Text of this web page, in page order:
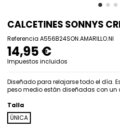
CALCETINES SONNYS
Referencia A556B24SON.AMARILLO.NI
14,95 €
Impuestos incluidos
Diseñado para relajarse todo el día.
peso medio están diseñadas con un
Talla
ÚNICA